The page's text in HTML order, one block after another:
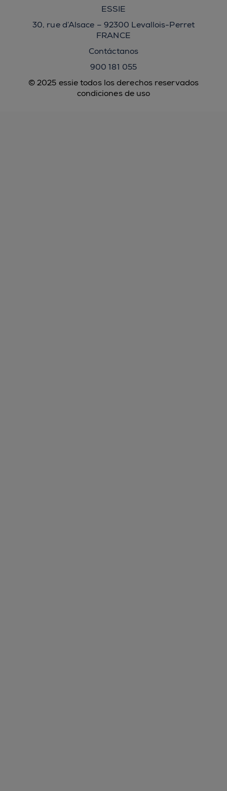
© 2025 essie todos los derechos reservados
condiciones de uso
ESSIE
30, rue d’Alsace – 92300 Levallois-Perret
FRANCE
Contáctanos
900 181 055